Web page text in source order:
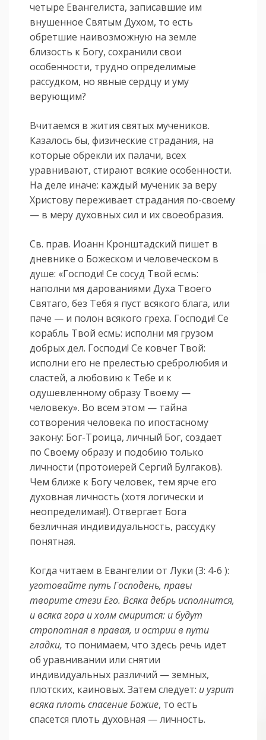
четыре Евангелиста, записавшие им
внушенное Святым Духом, то есть
обретшие наивозможную на земле
близость к Богу, сохранили свои
особенности, трудно определимые
рассудком, но явные сердцу и уму
верующим?
Вчитаемся в жития святых мучеников.
Казалось бы, физические страдания, на
которые обрекли их палачи, всех
уравнивают, стирают всякие особенности.
На деле иначе: каждый мученик за веру
Христову переживает страдания по-своему
— в меру духовных сил и их своеобразия.
Св. прав. Иоанн Кронштадский пишет в
дневнике о Божеском и человеческом в
душе: «Господи! Се сосуд Твой есмь:
наполни мя дарованиями Духа Твоего
Святаго, без Тебя я пуст всякого блага, или
паче — и полон всякого греха. Господи! Се
корабль Твой есмь: исполни мя грузом
добрых дел. Господи! Се ковчег Твой:
исполни его не прелестью сребролюбия и
сластей, а любовию к Тебе и к
одушевленному образу Твоему —
человеку». Во всем этом — тайна
сотворения человека по ипостасному
закону: Бог-Троица, личный Бог, создает
по Своему образу и подобию только
личности (протоиерей Сергий Булгаков).
Чем ближе к Богу человек, тем ярче его
духовная личность (хотя логически и
неопределимая!). Отвергает Бога
безличная индивидуальность, рассудку
понятная.
Когда читаем в Евангелии от Луки (3: 4-6 ):
уготовайте путь Господень, правы
творите стези Его. Всяка дебрь исполнится,
и всяка гора и холм смирится: и будут
стропотная в правая, и острии в пути
гладки, то понимаем, что здесь речь идет
об уравнивании или снятии
индивидуальных различий — земных,
плотских, каиновых. Затем следует: и узрит
всяка плоть спасение Божие, то есть
спасется плоть духовная — личность.